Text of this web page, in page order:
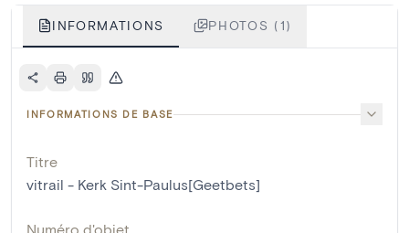
INFORMATIONS PHOTOS (1)
INFORMATIONS DE BASE
Titre
vitrail - Kerk Sint-Paulus[Geetbets]
Numéro d'objet